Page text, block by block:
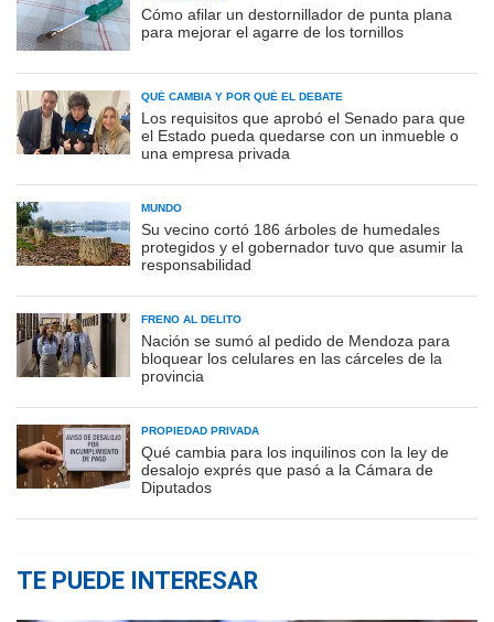
Cómo afilar un destornillador de punta plana
para mejorar el agarre de los tornillos
QUÉ CAMBIA Y POR QUÉ EL DEBATE
Los requisitos que aprobó el Senado para que
el Estado pueda quedarse con un inmueble o
una empresa privada
MUNDO
Su vecino cortó 186 árboles de humedales
protegidos y el gobernador tuvo que asumir la
responsabilidad
FRENO AL DELITO
Nación se sumó al pedido de Mendoza para
bloquear los celulares en las cárceles de la
provincia
PROPIEDAD PRIVADA
Qué cambia para los inquilinos con la ley de
desalojo exprés que pasó a la Cámara de
Diputados
TE PUEDE INTERESAR